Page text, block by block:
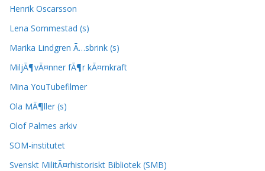
Henrik Oscarsson
Lena Sommestad (s)
Marika Lindgren Ã…sbrink (s)
MiljÃ¶vÃ¤nner fÃ¶r kÃ¤rnkraft
Mina YouTubefilmer
Ola MÃ¶ller (s)
Olof Palmes arkiv
SOM-institutet
Svenskt MilitÃ¤rhistoriskt Bibliotek (SMB)